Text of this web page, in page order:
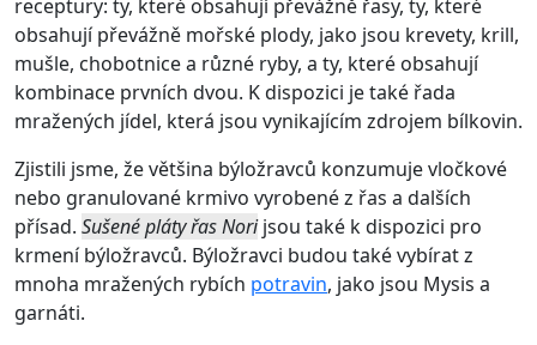
receptury: ty, které obsahují převážně řasy, ty, které
obsahují převážně mořské plody, jako jsou krevety, krill,
mušle, chobotnice a různé ryby, a ty, které obsahují
kombinace prvních dvou. K dispozici je také řada
mražených jídel, která jsou vynikajícím zdrojem bílkovin.
Zjistili jsme, že většina býložravců konzumuje vločkové
nebo granulované krmivo vyrobené z řas a dalších
přísad. Sušené pláty řas Norijsou také k dispozici pro
krmení býložravců. Býložravci budou také vybírat z
mnoha mražených rybích potravin, jako jsou Mysis a
garnáti.